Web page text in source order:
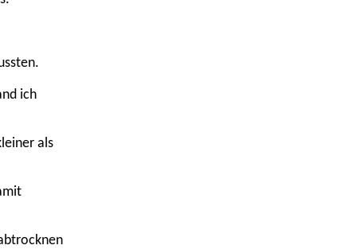
ich
als